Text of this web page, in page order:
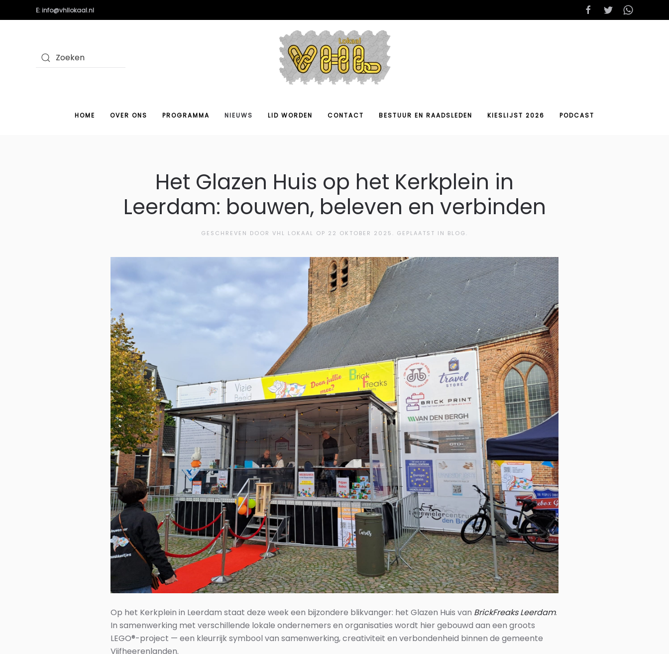
E: info@vhllokaal.nl
HOME OVER ONS PROGRAMMA NIEUWS LID WORDEN CONTACT BESTUUR EN RAADSLEDEN KIESLIJST 2026 PODCAST
Het Glazen Huis op het Kerkplein in
Leerdam: bouwen, beleven en verbinden
GESCHREVEN DOOR VHL LOKAAL OP 22 OKTOBER 2025 . GEPLAATST IN BLOG.
Op het Kerkplein in Leerdam staat deze week een bijzondere blikvanger: het Glazen Huis van BrickFreaks Leerdam.
In samenwerking met verschillende lokale ondernemers en organisaties wordt hier gebouwd aan een groots
LEGO®-project — een kleurrijk symbool van samenwerking, creativiteit en verbondenheid binnen de gemeente
Vijfheerenlanden.